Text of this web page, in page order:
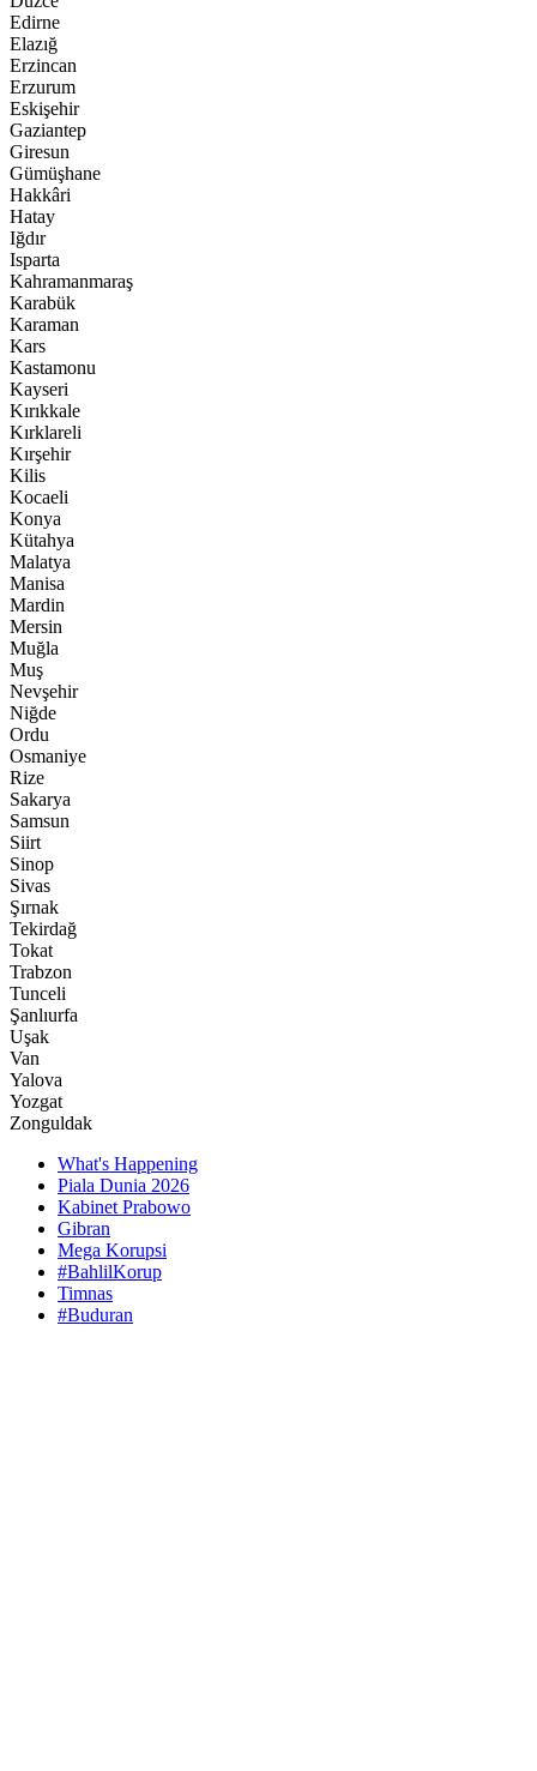
Edirne
Elazığ
Erzincan
Erzurum
Eskişehir
Gaziantep
Giresun
Gümüşhane
Hakkâri
Hatay
Iğdır
Isparta
Kahramanmaraş
Karabük
Karaman
Kars
Kastamonu
Kayseri
Kırıkkale
Kırklareli
Kırşehir
Kilis
Kocaeli
Konya
Kütahya
Malatya
Manisa
Mardin
Mersin
Muğla
Muş
Nevşehir
Niğde
Ordu
Osmaniye
Rize
Sakarya
Samsun
Siirt
Sinop
Sivas
Şırnak
Tekirdağ
Tokat
Trabzon
Tunceli
Şanlıurfa
Uşak
Van
Yalova
Yozgat
Zonguldak
What's Happening
Piala Dunia 2026
Kabinet Prabowo
Gibran
Mega Korupsi
#BahlilKorup
Timnas
#Buduran